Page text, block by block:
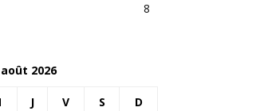
8
août 2026
J V S D